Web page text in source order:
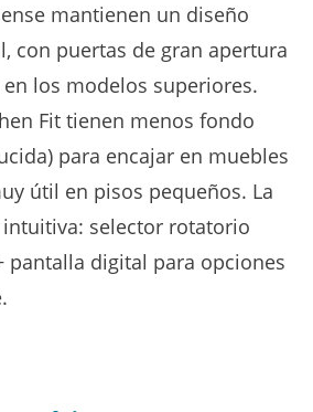
mantienen un diseño
con puertas de gran apertura
los modelos superiores.
Fit tienen menos fondo
para encajar en muebles
útil en pisos pequeños. La
selector rotatorio
pantalla digital para opciones